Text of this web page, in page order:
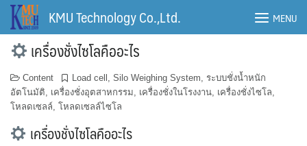
Skip
content
KMU Technology Co.,Ltd. MENU
เครื่องชั่งไซโลคืออะไร
Content Load cell , Silo Weighing System, ระบบชั่งน้ำหนัก
อัตโนมัติ, เครื่องชั่งอุตสาหกรรม, เครื่องชั่งในโรงงาน, เครื่องชั่งไซโล,
โหลดเซลล์, โหลดเซลล์ไซโล
เครื่องชั่งไซโลคืออะไร